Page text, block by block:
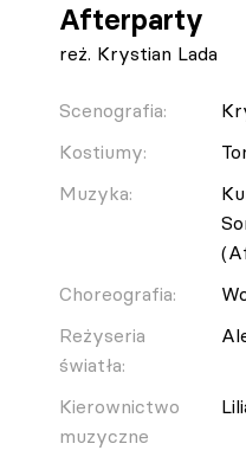
Afterparty
reż. Krystian Lada
Scenografia:
Kostiumy:
Muzyka:
Choreografia:
Reżyseria
światła:
Kierownictwo
muzyczne